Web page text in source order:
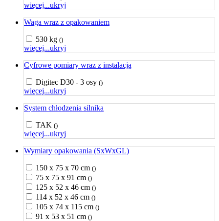
więcej...ukryj
Waga wraz z opakowaniem
530 kg ()
więcej...ukryj
Cyfrowe pomiary wraz z instalacją
Digitec D30 - 3 osy ()
więcej...ukryj
System chłodzenia silnika
TAK ()
więcej...ukryj
Wymiary opakowania (SxWxGL)
150 x 75 x 70 cm ()
75 x 75 x 91 cm ()
125 x 52 x 46 cm ()
114 x 52 x 46 cm ()
105 x 74 x 115 cm ()
91 x 53 x 51 cm ()